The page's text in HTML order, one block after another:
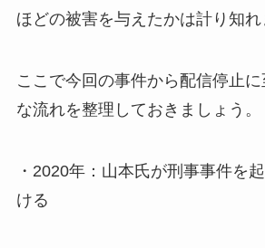
ほどの被害を与えたかは計り知れ
ここで今回の事件から配信停止
な流れを整理しておきましょう。
・2020年：山本氏が刑事事件を
ける